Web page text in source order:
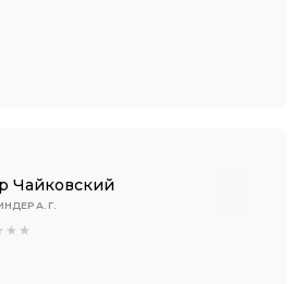
Чайковский
А. Г.